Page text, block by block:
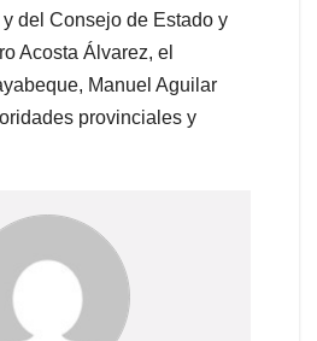
del Consejo de Estado y
Acosta Álvarez, el
Manuel Aguilar
provinciales y